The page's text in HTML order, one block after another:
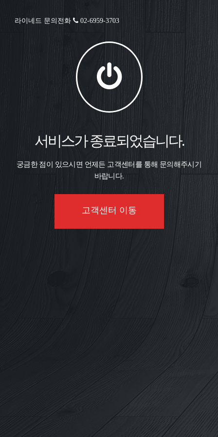
라이네드 문의전화 02-6959-3703
서비스가 종료되었습니다.
궁금한 점이 있으시면 언제든 고객센터를 통해 문의해주시기
바랍니다.
고객센터 이동